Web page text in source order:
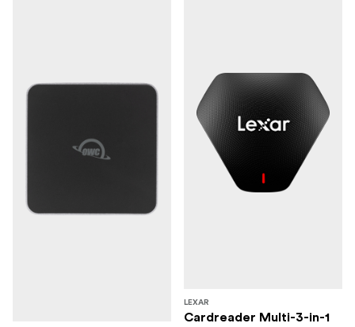
LEXAR
Cardreader Multi-3-in-1